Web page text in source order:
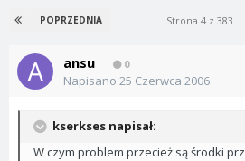
POPRZEDNIA Strona 4 z 383
ansu 0
Napisano 25 Czerwca 2006
kserkses napisał:
W czym problem przecież są środki